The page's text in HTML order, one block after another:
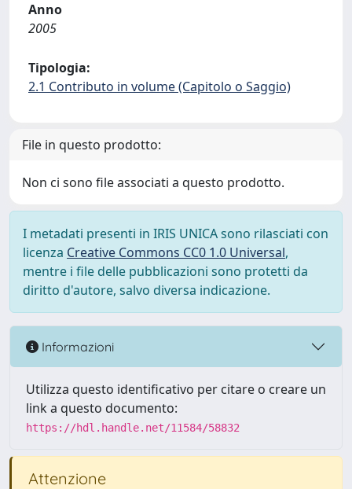
Anno
2005
Tipologia:
2.1 Contributo in volume (Capitolo o Saggio)
File in questo prodotto:
Non ci sono file associati a questo prodotto.
I metadati presenti in IRIS UNICA sono rilasciati con
licenza Creative Commons CC0 1.0 Universal,
mentre i file delle pubblicazioni sono protetti da
diritto d'autore, salvo diversa indicazione.
Informazioni
Utilizza questo identificativo per citare o creare un
link a questo documento:
https://hdl.handle.net/11584/58832
Attenzione